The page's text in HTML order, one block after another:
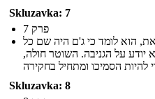
Skluzavka: 7
פרק 7
הוא לומד כי ג'ם היה שם כל
יודע על הגניבה. השוטר חולה,
Skluzavka: 8